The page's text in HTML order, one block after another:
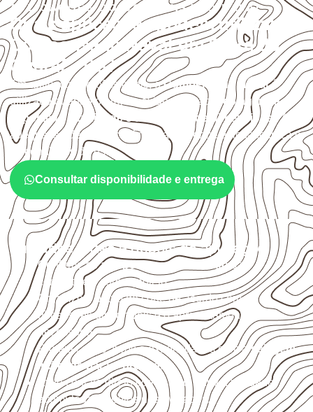
APLICAÇÕES DO COMPENSADO NAVAL
Quais aplicações podem utilizar
Compensado Naval em Barra do
Quaraí – RS?
Em aplicações profissionais, oCompensado Navalé
utilizado quando o projeto exige atenção à colagem, à
exposição à umidade e à estabilidade dimensional . A
adequação deve ser confirmada conforme a ficha técnica e
as condições de uso.
Consultar disponibilidade e entrega
Cuidados antes e depois da aplicação
Confirme se a espessura e o formatosão
compatíveis com o projeto.
Organize o plano de corte de acordo com as
dimensões disponíveis e o aproveitamento
necessário.
Proteja cortes, furos e extremidades com aselagem
indicada para o projeto.
Evite contato direto com o solo, chuva, umidade
acumulada e apoios desnivelados.